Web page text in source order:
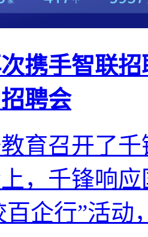
携手智联
聘会
育召开了
，千锋响
企行”活动